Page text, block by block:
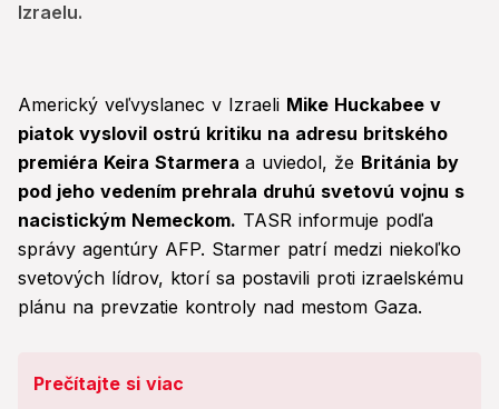
Izraelu.
Americký veľvyslanec v Izraeli Mike Huckabee v
piatok vyslovil ostrú kritiku na adresu britského
premiéra Keira Starmera a uviedol, že Británia by
pod jeho vedením prehrala druhú svetovú vojnu s
nacistickým Nemeckom. TASR informuje podľa
správy agentúry AFP. Starmer patrí medzi niekoľko
svetových lídrov, ktorí sa postavili proti izraelskému
plánu na prevzatie kontroly nad mestom Gaza.
Prečítajte si viac